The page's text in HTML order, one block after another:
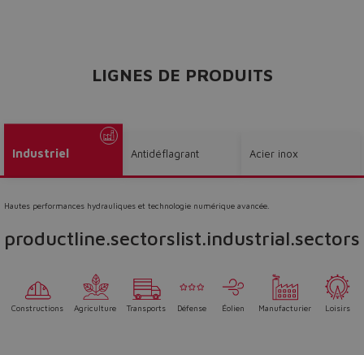
LIGNES DE PRODUITS
Industriel Antidéflagrant Acier inox
Hautes performances hydrauliques et technologie numérique avancée.
productline.sectorslist.industrial.sectors
Constructions Agriculture Transports Défense Éolien Manufacturier Loisirs